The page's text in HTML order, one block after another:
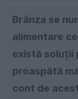
Brânza se
alimentare
există soluții
proaspătă
cont de